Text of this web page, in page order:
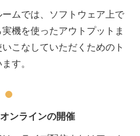
ムでは、ソフトウェア上で
機を使ったアウトプットま
こなしていただくためのト
す。
ンラインの開催